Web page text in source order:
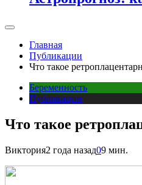
Главная
Публикации
Что такое
Беременность
Публикации
Что такое
Виктория2 года назад09 мин.